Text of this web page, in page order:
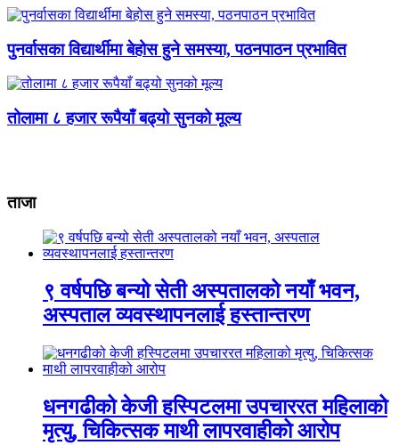
पुनर्वासका विद्यार्थीमा बेहोस हुने समस्या, पठनपाठन प्रभावित
तोलामा ८ हजार रूपैयाँ बढ्यो सुनको मूल्य
ताजा
९ वर्षपछि बन्यो सेती अस्पतालको नयाँ भवन,
अस्पताल व्यवस्थापनलाई हस्तान्तरण
धनगढीको केजी हस्पिटलमा उपचाररत महिलाको
मृत्यु, चिकित्सक माथी लापरवाहीको आरोप